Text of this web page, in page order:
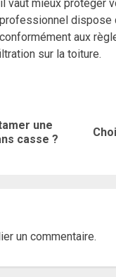
vaut mieux protéger
professionnel
aux
sur la toiture.
Article
une
casse ?
Article
un commentaire.